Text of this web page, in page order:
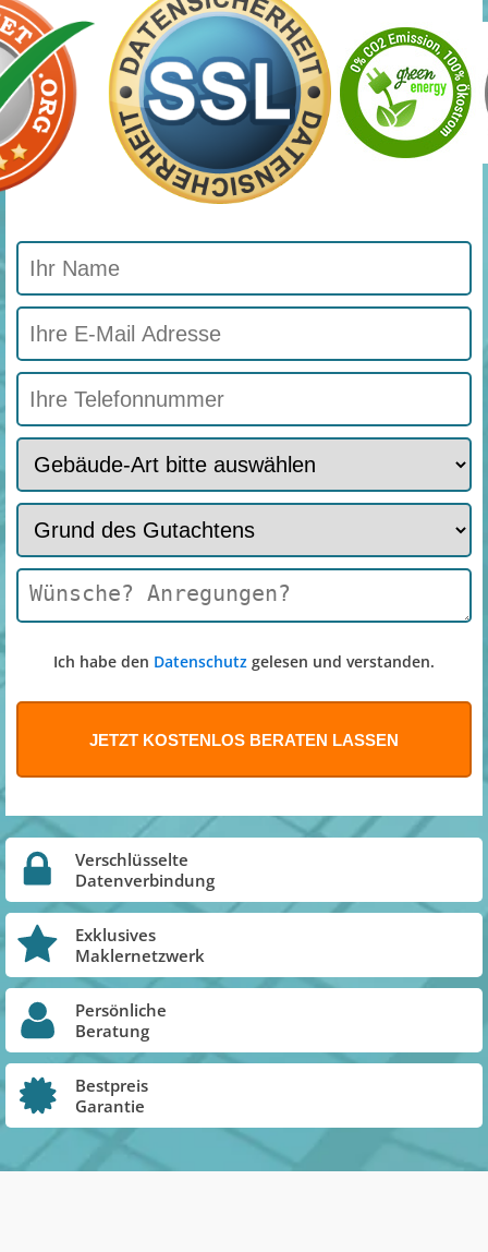
Ich habe den Datenschutz gelesen und verstanden.
Verschlüsselte
Datenverbindung
Exklusives
Maklernetzwerk
Persönliche
Beratung
Bestpreis
Garantie